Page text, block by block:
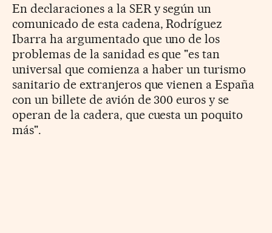
En declaraciones a la SER y según un
comunicado de esta cadena, Rodríguez
Ibarra ha argumentado que uno de los
problemas de la sanidad es que "es tan
universal que comienza a haber un turismo
sanitario de extranjeros que vienen a España
con un billete de avión de 300 euros y se
operan de la cadera, que cuesta un poquito
más".